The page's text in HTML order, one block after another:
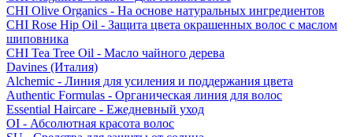
CHI Olive Organics - На основе натуральных ингредиентов
CHI Rose Hip Oil - Защита цвета окрашенных волос с маслом
шиповника
CHI Tea Tree Oil - Масло чайного дерева
Davines (Италия)
Alchemic - Линия для усиления и поддержания цвета
Authentic Formulas - Органическая линия для волос
Essential Haircare - Eжедневный уход
OI - Абсолютная красота волос